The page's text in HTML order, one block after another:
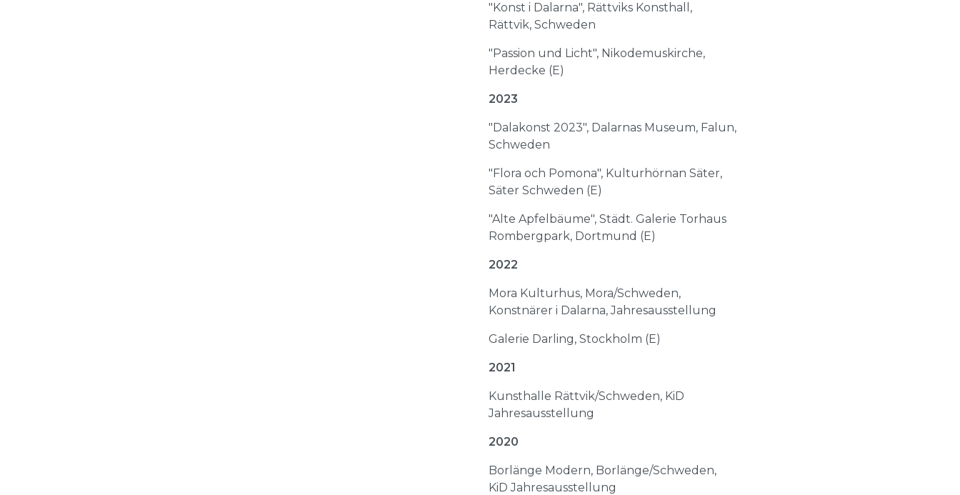
"Konst i Dalarna", Rättviks Konsthall,
Rättvik, Schweden
"Passion und Licht", Nikodemuskirche,
Herdecke (E)
2023
"Dalakonst 2023", Dalarnas Museum, Falun,
Schweden
"Flora och Pomona", Kulturhörnan Säter,
Säter Schweden (E)
"Alte Apfelbäume", Städt. Galerie Torhaus
Rombergpark, Dortmund (E)
2022
Mora Kulturhus, Mora/Schweden,
Konstnärer i Dalarna, Jahresausstellung
Galerie Darling, Stockholm (E)
2021
Kunsthalle Rättvik/Schweden, KiD
Jahresausstellung
2020
Borlänge Modern, Borlänge/Schweden,
KiD Jahresausstellung